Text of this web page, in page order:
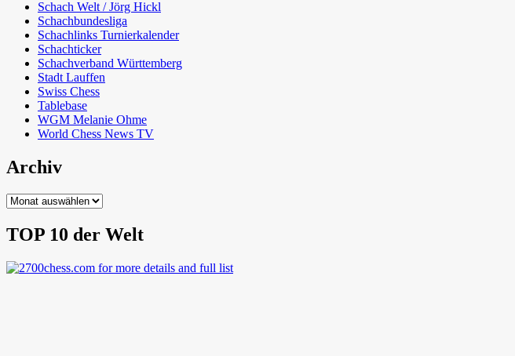
Schach Welt / Jörg Hickl
Schachbundesliga
Schachlinks Turnierkalender
Schachticker
Schachverband Württemberg
Stadt Lauffen
Swiss Chess
Tablebase
WGM Melanie Ohme
World Chess News TV
Archiv
Archiv
TOP 10 der Welt